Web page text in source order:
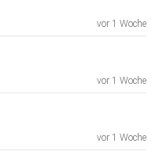
vor 1 Woche
vor 1 Woche
vor 1 Woche